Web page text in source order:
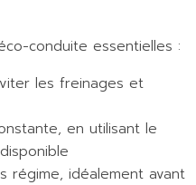
conduite essentielles :
les freinages et
en utilisant le
régime, idéalement avant